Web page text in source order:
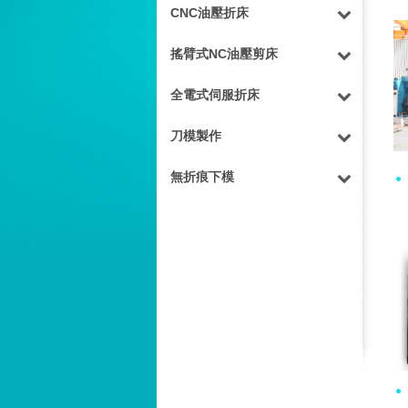
CNC油壓折床
搖臂式NC油壓剪床
全電式伺服折床
刀模製作
無折痕下模